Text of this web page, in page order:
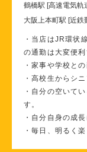
鶴橋駅 [高速電気軌
大阪上本町駅 [近鉄
・当店はJR環状
の通勤は大変便利
・家事や学校と
・高校生からシ
・自分の空いて
す。
・自分自身の成
・毎日、明るく